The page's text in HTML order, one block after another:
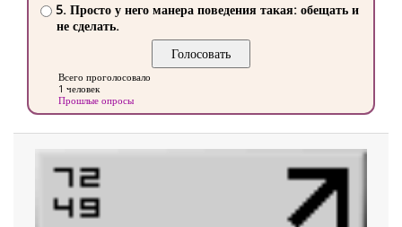
5. Просто у него манера поведения такая: обещать и
не сделать.
Всего проголосовало
1 человек
Прошлые опросы